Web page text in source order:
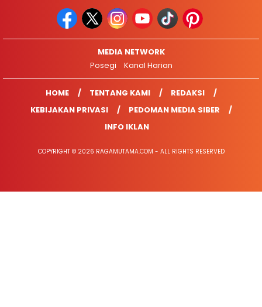
MEDIA NETWORK
Posegi
Kanal Harian
HOME TENTANG KAMI
REDAKSI
KEBIJAKAN PRIVASI
PEDOMAN MEDIA SIBER
INFO IKLAN
COPYRIGHT © 2026 RAGAMUTAMA.COM - ALL RIGHTS RESERVED